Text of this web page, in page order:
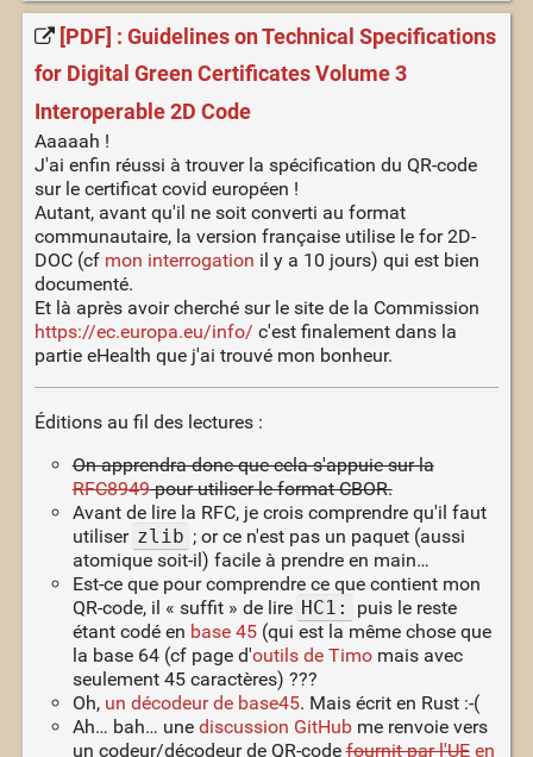
[PDF] : Guidelines on Technical Specifications
for Digital Green Certificates Volume 3
Interoperable 2D Code
Aaaaah !
J'ai enfin réussi à trouver la spécification du QR-code
sur le certificat covid européen !
Autant, avant qu'il ne soit converti au format
communautaire, la version française utilise le for 2D-
DOC (cf mon interrogation il y a 10 jours) qui est bien
documenté.
Et là après avoir cherché sur le site de la Commission
https://ec.europa.eu/info/ c'est finalement dans la
partie eHealth que j'ai trouvé mon bonheur.
Éditions au fil des lectures :
On apprendra donc que cela s'appuie sur la
RFC8949pour utiliser le format CBOR.
Avant de lire la RFC, je crois comprendre qu'il faut
utiliser zlib ; or ce n'est pas un paquet (aussi
atomique soit-il) facile à prendre en main…
Est-ce que pour comprendre ce que contient mon
QR-code, il « suffit » de lire HC1:
puis le reste
étant codé en base 45(qui est la même chose que
la base 64 (cf page d'outils de Timomais avec
seulement 45 caractères) ???
Oh, un décodeur de base45. Mais écrit en Rust :-(
Ah… bah… une discussion GitHubme renvoie vers
un codeur/décodeur de QR-codefournit par l'UEen